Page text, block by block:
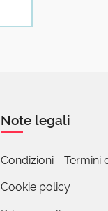
Note legali
Condizioni - Termini
Cookie policy